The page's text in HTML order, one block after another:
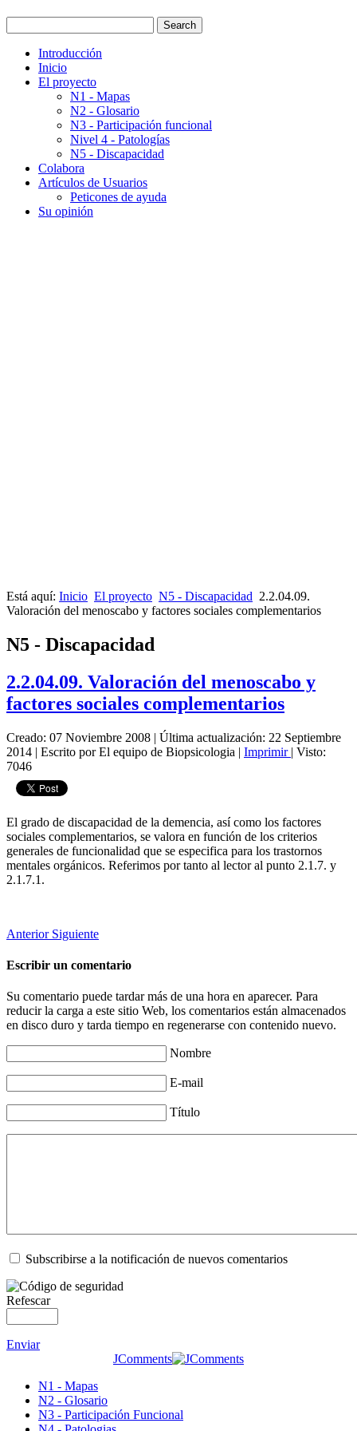
Introducción
Inicio
El proyecto
N1 - Mapas
N2 - Glosario
N3 - Participación funcional
Nivel 4 - Patologías
N5 - Discapacidad
Colabora
Artículos de Usuarios
Peticones de ayuda
Su opinión
Está aquí: Inicio El proyecto N5 - Discapacidad 2.2.04.09.
Valoración del menoscabo y factores sociales complementarios
N5 - Discapacidad
2.2.04.09. Valoración del menoscabo y
factores sociales complementarios
Creado: 07 Noviembre 2008 | Última actualización: 22 Septiembre
2014 | Escrito por El equipo de Biopsicologia | Imprimir | Visto:
7046
El grado de discapacidad de la demencia, así como los factores
sociales complementarios, se valora en función de los criterios
generales de funcionalidad que se especifica para los trastornos
mentales orgánicos. Referimos por tanto al lector al punto 2.1.7. y
2.1.7.1.
Anterior Siguiente
Escribir un comentario
Su comentario puede tardar más de una hora en aparecer. Para
reducir la carga a este sitio Web, los comentarios están almacenados
en disco duro y tarda tiempo en regenerarse con contenido nuevo.
Nombre
E-mail
Título
Subscribirse a la notificación de nuevos comentarios
Refescar
Enviar
JComments
N1 - Mapas
N2 - Glosario
N3 - Participación Funcional